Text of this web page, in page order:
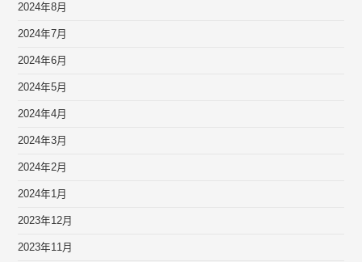
2024年8月
2024年7月
2024年6月
2024年5月
2024年4月
2024年3月
2024年2月
2024年1月
2023年12月
2023年11月